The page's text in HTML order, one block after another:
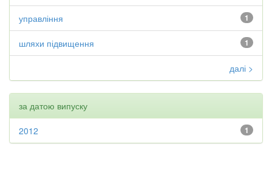
1
управління
1
шляхи підвищення
далі >
за датою випуску
1
2012